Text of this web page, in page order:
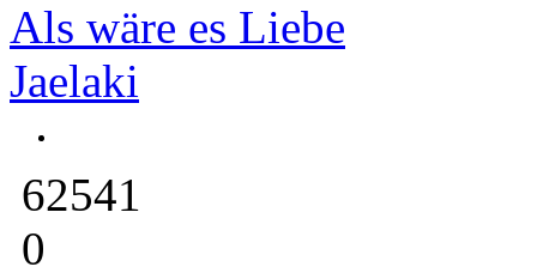
Als wäre es Liebe
Jaelaki
62541
0